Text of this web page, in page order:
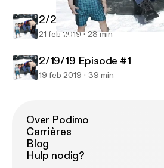
PatAndWestin Episode 1: Porn
2/20/20 Episode #2
21 feb 2019 28 min
2/19/19 Episode #1
19 feb 2019 39 min
Over Podimo
Carrières
Blog
Hulp nodig?